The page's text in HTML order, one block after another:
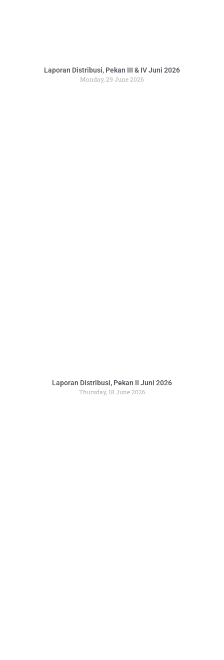
Laporan Distribusi, Pekan III & IV Juni 2026
Monday, 29 June 2026
Laporan Distribusi, Pekan II Juni 2026
Thursday, 18 June 2026